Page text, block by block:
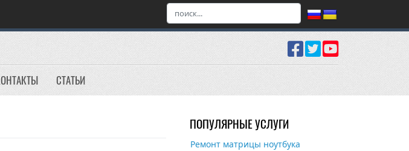
КОНТАКТЫ СТАТЬИ
ПОПУЛЯРНЫЕ УСЛУГИ
Ремонт матрицы ноутбука